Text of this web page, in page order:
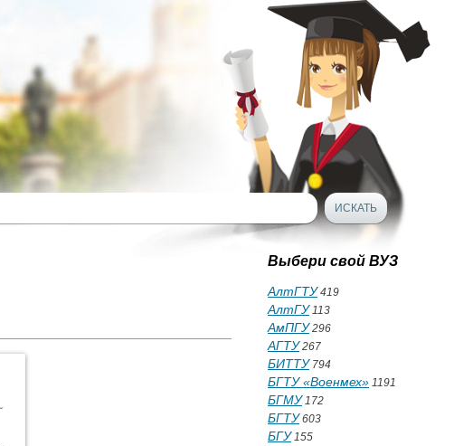
Выбери свой ВУЗ
АлтГТУ419
АлтГУ113
АмПГУ296
АГТУ267
БИТТУ794
БГТУ «Военмех» 1191
БГМУ172
БГТУ603
БГУ155